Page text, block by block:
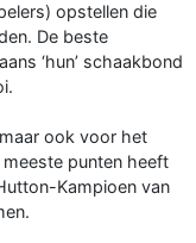
opstellen die
De beste
‘hun’ schaakbond
ook voor het
punten heeft
Kampioen van